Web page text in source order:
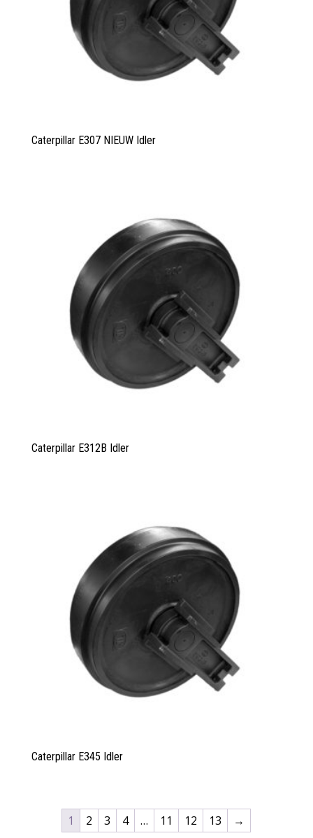
Caterpillar E307 NIEUW Idler
Caterpillar E312B Idler
Caterpillar E345 Idler
1 2 3 4 … 11 12 13 →